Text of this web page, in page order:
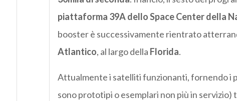
piattaforma 39A dello Space Center della
booster è successivamente rientrato
Atlantico, al largo della Florida.
Attualmente i satelliti funzionanti, fornendo i
sono prototipi o esemplari non più in servizio)